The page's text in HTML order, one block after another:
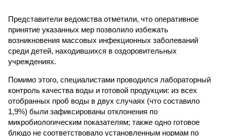
Представители ведомства отметили, что оперативное
принятие указанных мер позволило избежать
возникновения массовых инфекционных заболеваний
среди детей, находившихся в оздоровительных
учреждениях.
Помимо этого, специалистами проводился лабораторный
контроль качества воды и готовой продукции: из всех
отобранных проб воды в двух случаях (что составило
1,9%) были зафиксированы отклонения по
микробиологическим показателям; также одно готовое
блюдо не соответствовало установленным нормам по